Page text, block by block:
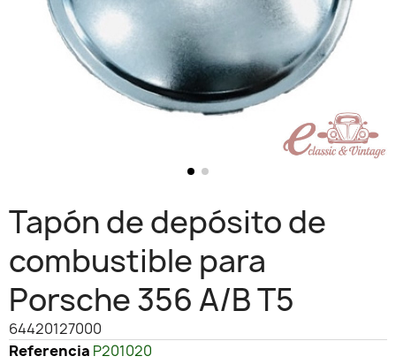
Tapón de depósito de
combustible para
Porsche 356 A/B T5
64420127000
Referencia P201020